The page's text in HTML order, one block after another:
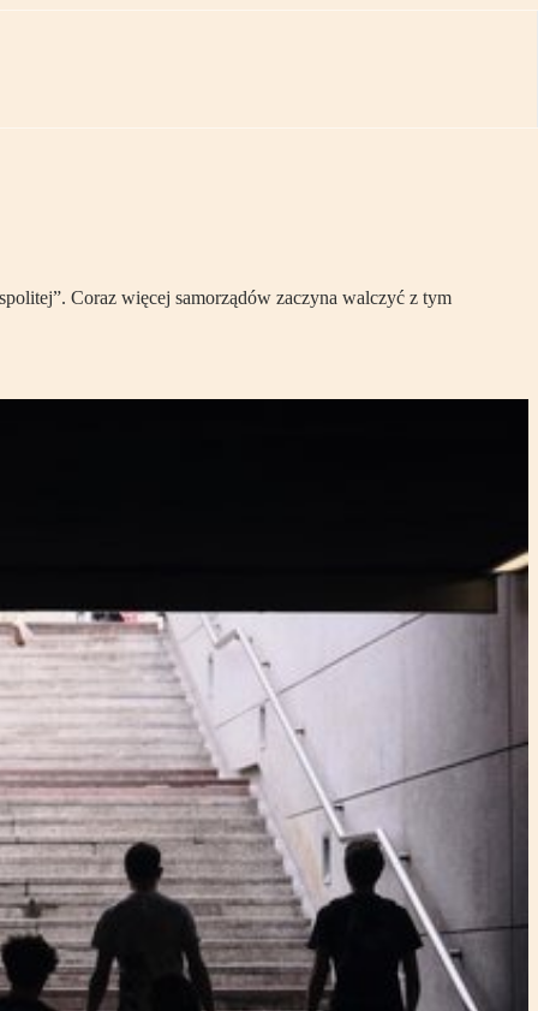
Coraz więcej samorządów zaczyna walczyć z tym